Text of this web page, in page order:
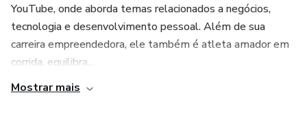
YouTube, onde aborda temas relacionados a negócios,
tecnologia e desenvolvimento pessoal. Além de sua
carreira empreendedora, ele também é atleta amador em
corrida, equilibra...
Mostrar mais